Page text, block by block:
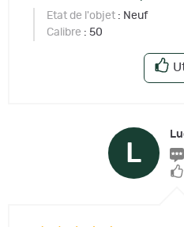
Etat de l'objet : Neuf
Calibre : 50
L